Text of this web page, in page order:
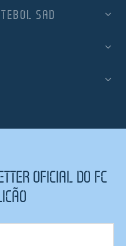
SAD
OFICIAL DO FC